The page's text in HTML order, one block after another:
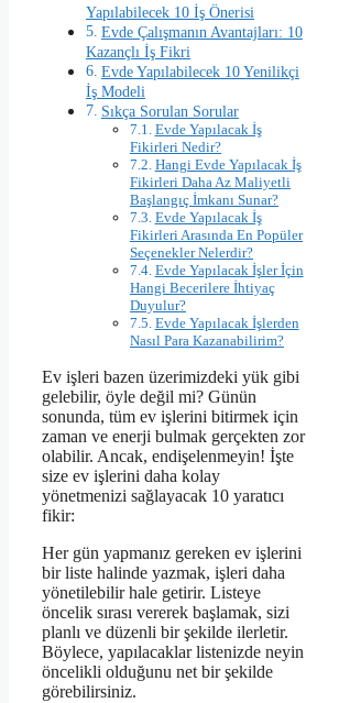
Yapılabilecek 10 İş Önerisi
Evde Çalışmanın Avantajları: 10
Kazançlı İş Fikri
Evde Yapılabilecek 10 Yenilikçi
İş Modeli
Sıkça Sorulan Sorular
Evde Yapılacak İş
Fikirleri Nedir?
Hangi Evde Yapılacak İş
Fikirleri Daha Az Maliyetli
Başlangıç İmkanı Sunar?
Evde Yapılacak İş
Fikirleri Arasında En Popüler
Seçenekler Nelerdir?
Evde Yapılacak İşler İçin
Hangi Becerilere İhtiyaç
Duyulur?
Evde Yapılacak İşlerden
Nasıl Para Kazanabilirim?
Ev işleri bazen üzerimizdeki yük gibi
gelebilir, öyle değil mi? Günün
sonunda, tüm ev işlerini bitirmek için
zaman ve enerji bulmak gerçekten zor
olabilir. Ancak, endişelenmeyin! İşte
size ev işlerini daha kolay
yönetmenizi sağlayacak 10 yaratıcı
fikir:
Her gün yapmanız gereken ev işlerini
bir liste halinde yazmak, işleri daha
yönetilebilir hale getirir. Listeye
öncelik sırası vererek başlamak, sizi
planlı ve düzenli bir şekilde ilerletir.
Böylece, yapılacaklar listenizde neyin
öncelikli olduğunu net bir şekilde
görebilirsiniz.